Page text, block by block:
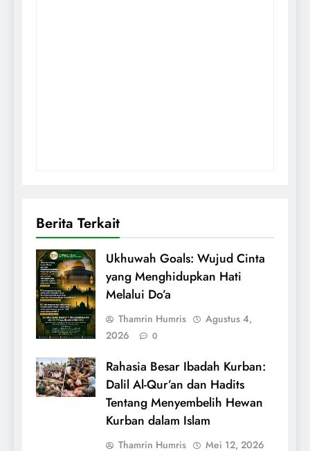
Berita Terkait
Ukhuwah Goals: Wujud Cinta
yang Menghidupkan Hati
Melalui Do’a
Thamrin Humris
Agustus 4,
2026
0
Rahasia Besar Ibadah Kurban:
Dalil Al-Qur’an dan Hadits
Tentang Menyembelih Hewan
Kurban dalam Islam
Thamrin Humris Mei 12, 2026